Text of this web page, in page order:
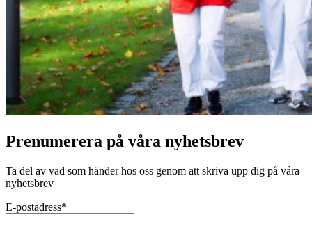
Prenumerera på våra nyhetsbrev
Ta del av vad som händer hos oss genom att skriva upp dig på våra
nyhetsbrev
E-postadress*